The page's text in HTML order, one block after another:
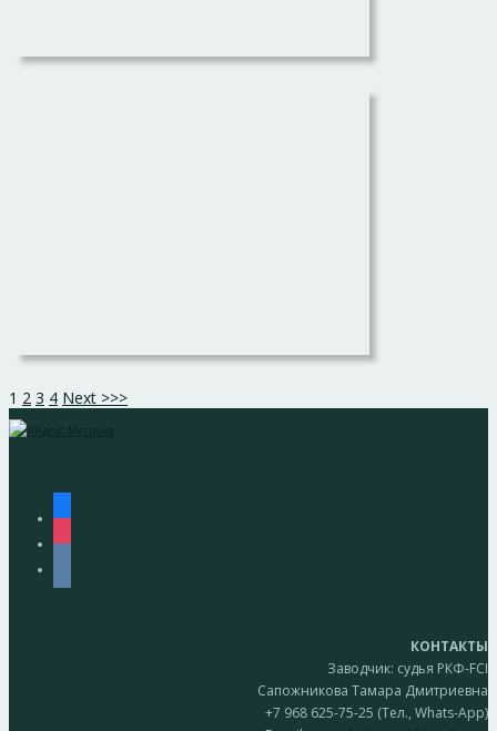
1 2 3 4 Next >>>
КОНТАКТЫ
Заводчик: судья РКФ-FCI
Сапожникова Тамара Дмитриевна
+7 968 625-75-25 (Тел., Whats-App)